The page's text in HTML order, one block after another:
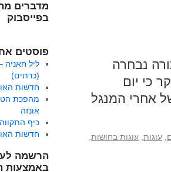
נבחרה
כי יום
אחרי המנגל
עוגות עוגות בחושות
מדברים
בפייסבוק
פוסטים
ליל חאניה
(כרתים)
חדשות האוכל
מהפכת
אונזה
כיף
חדשות האוכל
הרשמה
באמצעות